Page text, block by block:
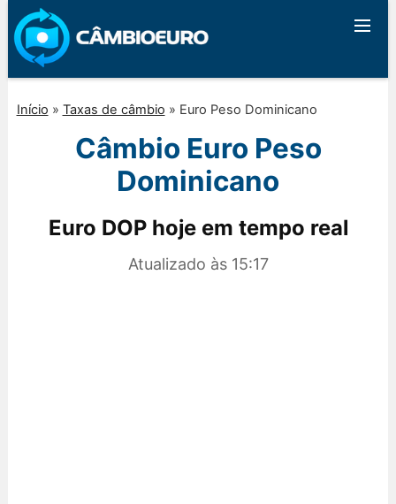
Início » Taxas de câmbio » Euro Peso Dominicano
Câmbio Euro Peso
Dominicano
Euro DOP hoje em tempo real
Atualizado às 15:17